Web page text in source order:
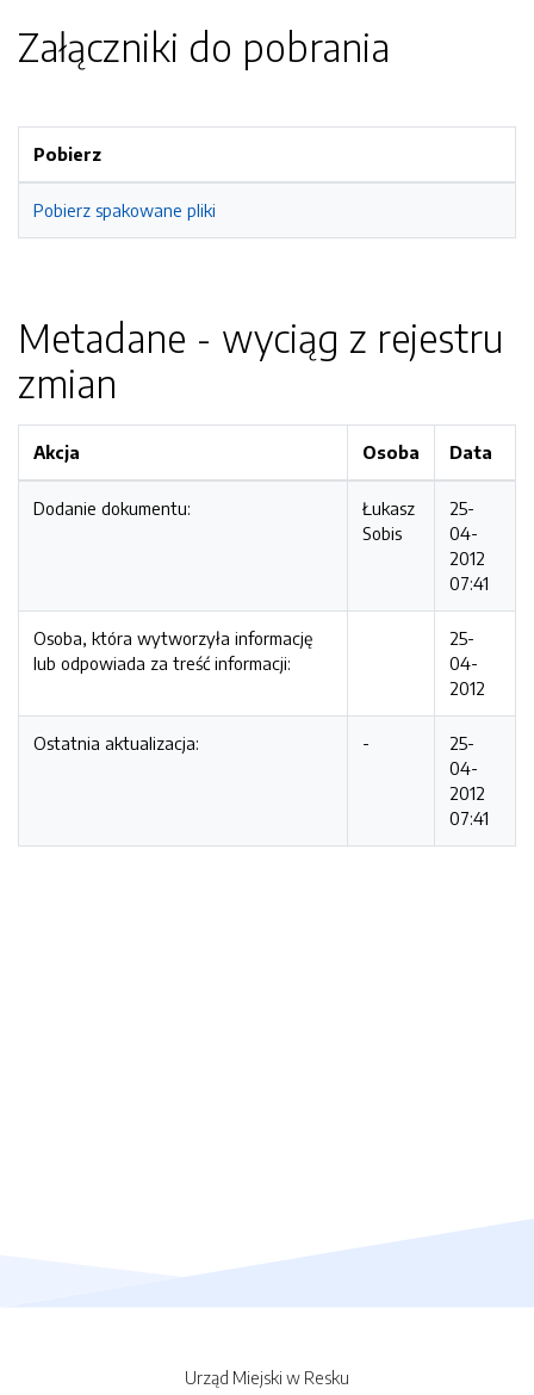
Załączniki do pobrania
Pobierz
Pobierz spakowane pliki
Metadane - wyciąg z rejestru
zmian
Akcja Osoba Data
Dodanie dokumentu:
Łukasz
Sobis
25-
04-
2012
07:41
Osoba, która wytworzyła informację
lub odpowiada za treść informacji:
25-
04-
2012
Ostatnia aktualizacja: -
25-
04-
2012
07:41
Urząd Miejski w Resku